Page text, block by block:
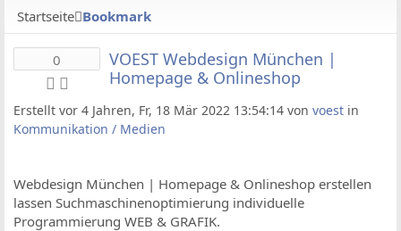
Startseite Bookmark
0
VOEST Webdesign München |
Homepage & Onlineshop
Erstellt vor 4 Jahren, Fr, 18 Mär 2022 13:54:14 von voest in
Kommunikation / Medien
Webdesign München | Homepage & Onlineshop erstellen
lassen Suchmaschinenoptimierung individuelle
Programmierung WEB & GRAFIK.